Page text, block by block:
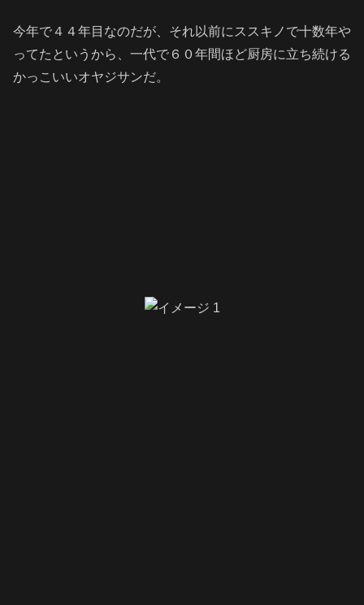
今年で４４年目なのだが、それ以前にススキノで十数年や
ってたというから、一代で６０年間ほど厨房に立ち続ける
かっこいいオヤジサンだ。